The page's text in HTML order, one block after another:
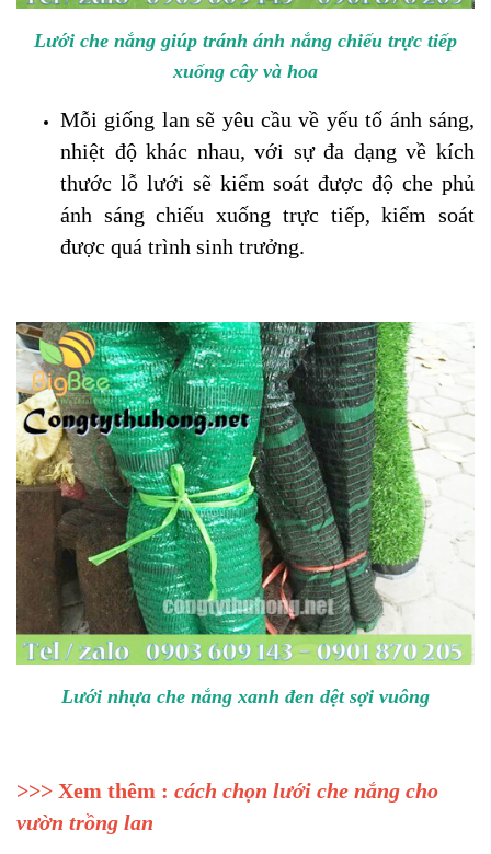
Lưới che nắng giúp tránh ánh nắng chiếu trực tiếp
xuống cây và hoa
Mỗi giống lan sẽ yêu cầu về yếu tố ánh sáng,
nhiệt độ khác nhau, với sự đa dạng về kích
thước lỗ lưới sẽ kiểm soát được độ che phủ
ánh sáng chiếu xuống trực tiếp, kiểm soát
được quá trình sinh trưởng.
Lưới nhựa che nắng xanh đen dệt sợi vuông
>>> Xem thêm : cách chọn lưới che nắng cho
vườn trồng lan